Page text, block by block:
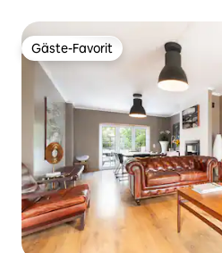
Gäste-Favorit
Gäste-Favorit